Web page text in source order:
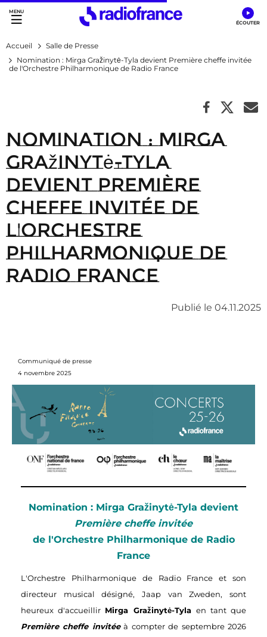
Accès direct :
Menu principal
Contenu
Accueil
Salle de Presse
Nomination : Mirga Gražinytė-Tyla devient Première cheffe invitée
de l'Orchestre Philharmonique de Radio France
Nomination : Mirga
Gražinytė-Tyla
devient Première
cheffe invitée de
l'Orchestre
Philharmonique de
Radio France
Publié le 04.11.2025
Communiqué de presse
4 novembre 2025
Nomination : Mirga Gražinytė-Tyla devient
Première cheffe invitée
de l'Orchestre Philharmonique de Radio
France
L 'Orchestre Philharmonique de Radio France et son
directeur musical désigné, Jaap van Zweden, sont
heureux d'accueillir Mirga Gražinytė-Tyla en tant que
Première cheffe invitéeà compter de septembre 2026